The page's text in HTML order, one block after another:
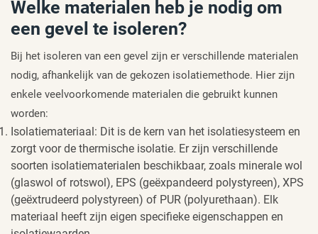
Welke materialen heb je nodig om
een gevel te isoleren?
Bij het isoleren van een gevel zijn er verschillende materialen
nodig, afhankelijk van de gekozen isolatiemethode. Hier zijn
enkele veelvoorkomende materialen die gebruikt kunnen
worden:
Isolatiemateriaal: Dit is de kern van het isolatiesysteem en
zorgt voor de thermische isolatie. Er zijn verschillende
soorten isolatiematerialen beschikbaar, zoals minerale wol
(glaswol of rotswol), EPS (geëxpandeerd polystyreen), XPS
(geëxtrudeerd polystyreen) of PUR (polyurethaan). Elk
materiaal heeft zijn eigen specifieke eigenschappen en